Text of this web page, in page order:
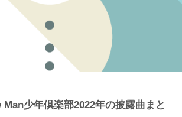
Man少年倶楽部2022年の披露曲まと